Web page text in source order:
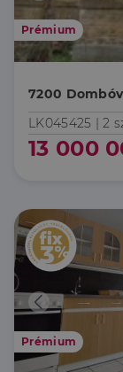
Prémium
7200
LK045425 |2
13 000
Prémium